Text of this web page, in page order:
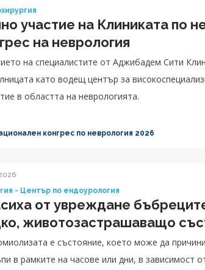
участие на Клиниката по
на неврология
на специалистите от Аджибадем Сити
като водещ център за
в областта на неврологията.
конгрес по неврология 2026
- Център по ендоурология
от увреждане
животозастрашаващо
е състояние, което може да
в рамките на часове или дни, в зависимост